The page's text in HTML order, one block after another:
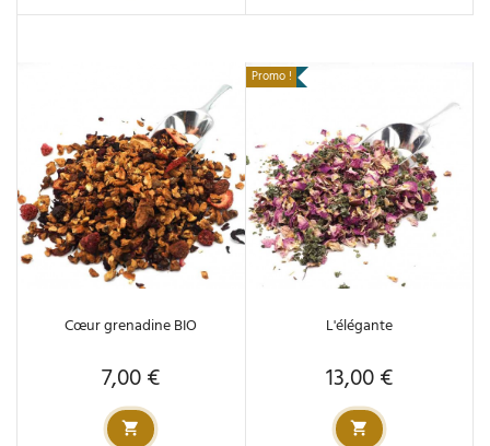
Cœur grenadine BIO
Prix
7,00 €
Promo !
L'élégante
Prix
13,00 €